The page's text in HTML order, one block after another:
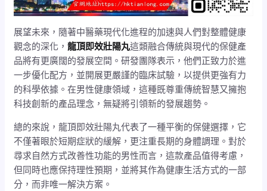
展望未來，隨著中醫藥現代化進程的加速與人們對整體健康
觀念的深化，龍頂即效壯陽丸這類融合傳統與現代的保健產
品將有更廣闊的發展空間。研發團隊表示，他們正致力於進
一步優化配方，並開展更嚴謹的臨床試驗，以提供更強有力
的科學依據。在男性健康領域，這種既尊重傳統智慧又擁抱
科技創新的產品理念，無疑將引領新的發展趨勢。
總的來說，龍頂即效壯陽丸代表了一種平衡的保健選擇，它
不僅著眼於短期症狀的緩解，更注重長期的身體調理。對於
尋求自然方式改善性功能的男性而言，這款產品值得考慮，
但同時也應保持理性預期，並將其作為健康生活方式的一部
分，而非唯一解決方案。